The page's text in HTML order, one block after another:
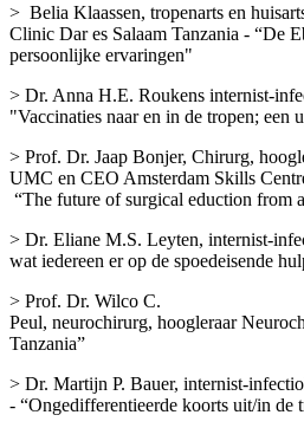
> Belia Klaassen, tropenarts en
Clinic Dar es Salaam Tanzania - “De
persoonlijke ervaringen"
> Dr. Anna H.E. Roukens internist-
"Vaccinaties naar en in de tropen; een
> Prof. Dr. Jaap Bonjer, Chirurg,
UMC en CEO Amsterdam Skills
“The future of surgical eduction from
> Dr. Eliane M.S. Leyten, internist-
wat iedereen er op de spoedeisende
> Prof. Dr. Wilco C.
Peul, neurochirurg, hoogleraar
Tanzania”
> Dr. Martijn P. Bauer, internist-
- “Ongedifferentieerde koorts uit/in de